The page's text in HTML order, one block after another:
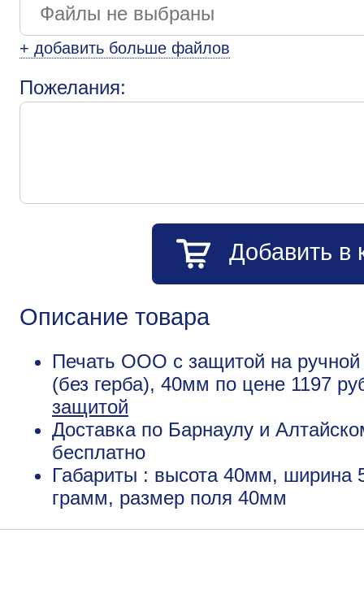
+ добавить больше файлов
Пожелания:
Добавить в
Описание товара
Печать ООО с защитой на
(без герба), 40мм по цене 1197
защитой
Доставка по Барнаулу и
бесплатно
Габариты : высота 40мм, ширина
грамм, размер поля 40мм